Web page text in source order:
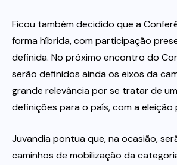
Ficou também decidido que a
forma híbrida, com participação
definida. No próximo encontro do
serão definidos ainda os eixos da
grande relevância por se tratar de
definições para o país, com a eleição
Juvandia pontua que, na ocasião,
caminhos de mobilização da